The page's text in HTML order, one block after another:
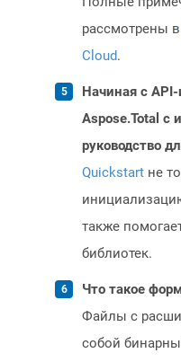
рассмотрены в
Cloud.
Начиная с
Aspose.Total с
руководство
Quickstart не
также
библиотек.
Что такое
Файлы с
собой